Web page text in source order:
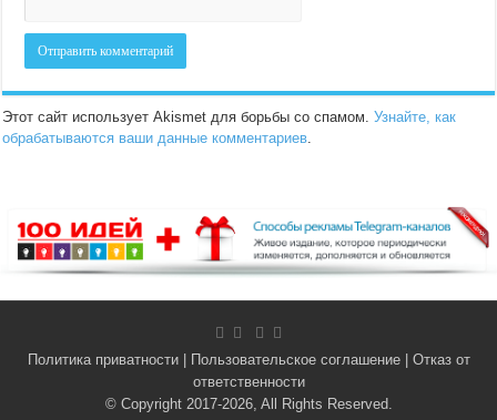
Этот сайт использует Akismet для борьбы со спамом.Узнайте, как
обрабатываются ваши данные комментариев.
Политика приватности| Пользовательское соглашение| Отказ от
ответственности
© Copyright 2017-2026, All Rights Reserved.